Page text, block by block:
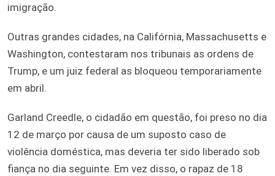
imigração.
Outras grandes cidades, na Califórnia, Massachusetts e
Washington, contestaram nos tribunais as ordens de
Trump, e um juiz federal as bloqueou temporariamente
em abril.
Garland Creedle, o cidadão em questão, foi preso no dia
12 de março por causa de um suposto caso de
violência doméstica, mas deveria ter sido liberado sob
fiança no dia seguinte. Em vez disso, o rapaz de 18